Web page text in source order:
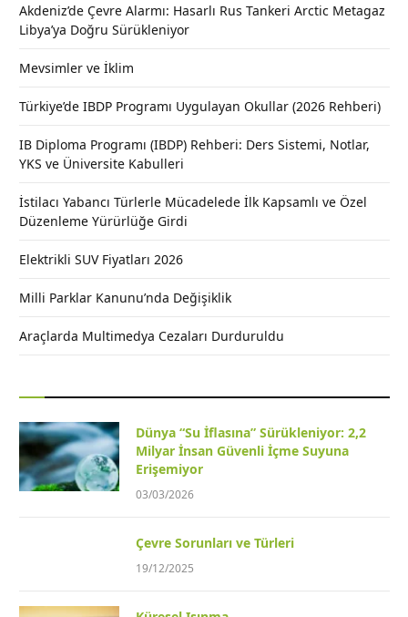
Akdeniz’de Çevre Alarmı: Hasarlı Rus Tankeri Arctic Metagaz
Libya’ya Doğru Sürükleniyor
Mevsimler ve İklim
Türkiye’de IBDP Programı Uygulayan Okullar (2026 Rehberi)
IB Diploma Programı (IBDP) Rehberi: Ders Sistemi, Notlar,
YKS ve Üniversite Kabulleri
İstilacı Yabancı Türlerle Mücadelede İlk Kapsamlı ve Özel
Düzenleme Yürürlüğe Girdi
Elektrikli SUV Fiyatları 2026
Milli Parklar Kanunu’nda Değişiklik
Araçlarda Multimedya Cezaları Durduruldu
Dünya “Su İflasına” Sürükleniyor: 2,2
Milyar İnsan Güvenli İçme Suyuna
Erişemiyor
03/03/2026
Çevre Sorunları ve Türleri
19/12/2025